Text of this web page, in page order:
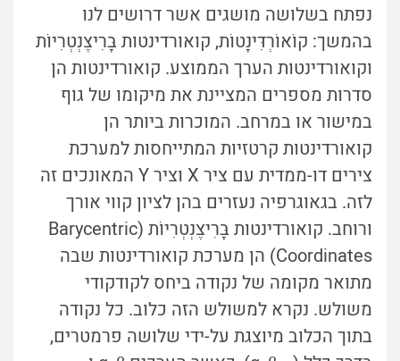
נפתח בשלושה מושגים אשר דרושים לנו
בהמשך: קוֹאוֹרְדִּינָטוֹת, קואורדינטות בָּרִיצֶנְטְרִיוֹת
וקואורדינטות הערך הממוצע. קואורדינטות הן
סדרות מספרים המציינת את מיקומו של גוף
במישור או במרחב. המוכרות ביותר הן
קואורדינטות קרטזיות המתייחסות למערכת
צירים דו-ממדית עם ציר X וציר Y המאונכים זה
לזה. בגאוגרפיה נעזרים בהן לציון קווי אורך
ורוחב. קואורדינטות בָּרִיצֶנְטְרִיוֹת (Barycentric
Coordinates) הן מערכת קואורדינטות שבה
מתואר מקומה של נקודה ביחס לקודקודי
משולש. נקרא למשולש הזה כלוב. כל נקודה
בתוך הכלוב מיוצגת על-ידי שלושה פרמטרים,